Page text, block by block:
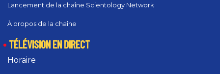
Lancement de la chaîne Scientology Network
À propos de la chaîne
TÉLÉVISION EN DIRECT
Horaire